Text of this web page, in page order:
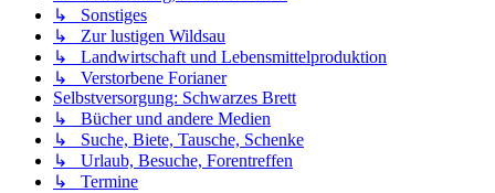
↳ Sonstiges
↳ Zur lustigen Wildsau
↳ Landwirtschaft und Lebensmittelproduktion
↳ Verstorbene Forianer
Selbstversorgung: Schwarzes Brett
↳ Bücher und andere Medien
↳ Suche, Biete, Tausche, Schenke
↳ Urlaub, Besuche, Forentreffen
↳ Termine